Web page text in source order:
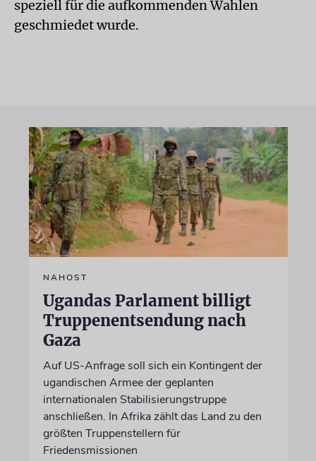
speziell für die aufkommenden Wahlen
geschmiedet wurde.
NAHOST
Ugandas Parlament billigt
Truppenentsendung nach
Gaza
Auf US-Anfrage soll sich ein Kontingent der
ugandischen Armee der geplanten
internationalen Stabilisierungstruppe
anschließen. In Afrika zählt das Land zu den
größten Truppenstellern für
Friedensmissionen